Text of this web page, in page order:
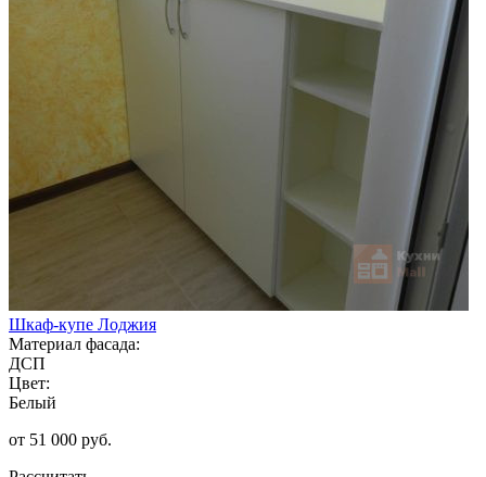
Шкаф-купе Лоджия
Материал фасада:
ДСП
Цвет:
Белый
от 51 000 руб.